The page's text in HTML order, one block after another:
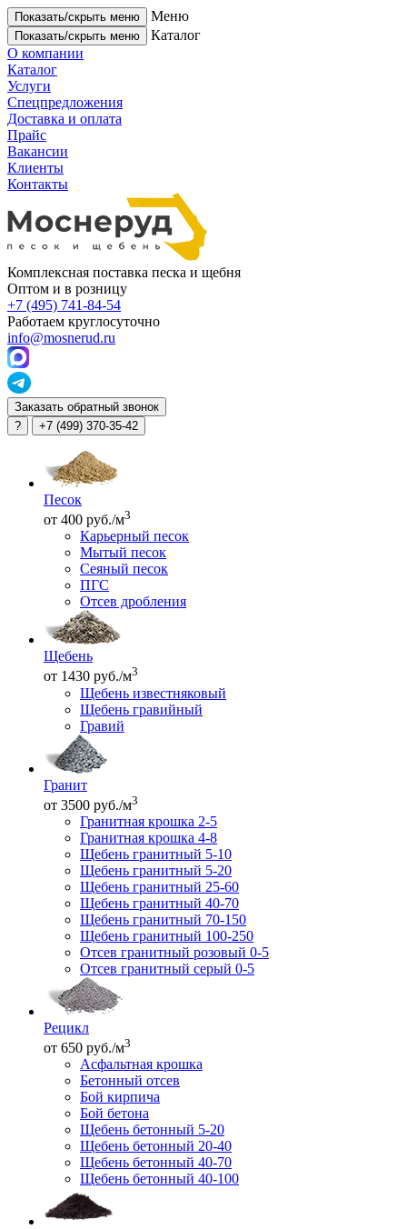
Показать/скрыть меню Меню
Показать/скрыть меню
Каталог
О компании
Каталог
Услуги
Спецпредложения
Доставка и оплата
Прайс
Вакансии
Клиенты
Контакты
Комплексная поставка песка и щебня
Оптом и в розницу
+7 (495) 741-84-54
Работаем круглосуточно
info@mosnerud.ru
Заказать обратный звонок
?
+7 (499) 370-35-42
Песок
от 400 руб./м3
Карьерный песок
Мытый песок
Сеяный песок
ПГС
Отсев дробления
Щебень
от 1430 руб./м3
Щебень известняковый
Щебень гравийный
Гравий
Гранит
от 3500 руб./м3
Гранитная крошка 2-5
Гранитная крошка 4-8
Щебень гранитный 5-10
Щебень гранитный 5-20
Щебень гранитный 25-60
Щебень гранитный 40-70
Щебень гранитный 70-150
Щебень гранитный 100-250
Отсев гранитный розовый 0-5
Отсев гранитный серый 0-5
Рецикл
от 650 руб./м3
Асфальтная крошка
Бетонный отсев
Бой кирпича
Бой бетона
Щебень бетонный 5-20
Щебень бетонный 20-40
Щебень бетонный 40-70
Щебень бетонный 40-100